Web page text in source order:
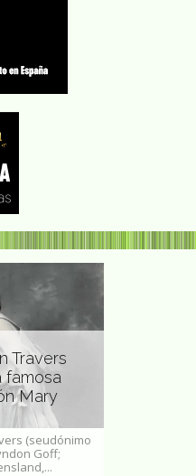
Travers
famosa
Mary
(seudónimo
Goff;